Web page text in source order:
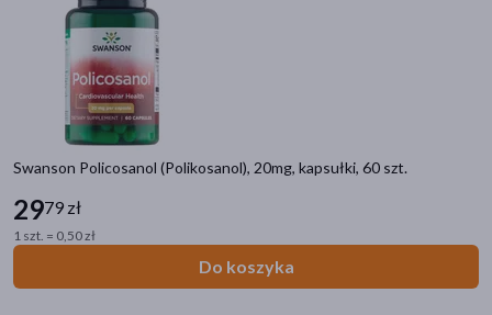
Swanson Policosanol (Polikosanol), 20mg, kapsułki, 60 szt.
2979 zł
1 szt. = 0,50 zł
Do koszyka
Przeziębienie i grypa
Ból
Układ trawienny
Układ moczowo-płciowy
Układ nerwowy
Problemy skórne
Alergia
Układ krążenia i serce
Rany, oparzenia, blizny
Oczy i wzrok